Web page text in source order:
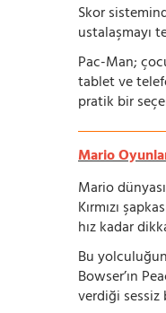
Skor
ustalaşmayı
Pac-Man;
tablet ve
pratik bir
Mario
Mario
Kırmızı
hız kadar
Bu
Bowser’ın
verdiği